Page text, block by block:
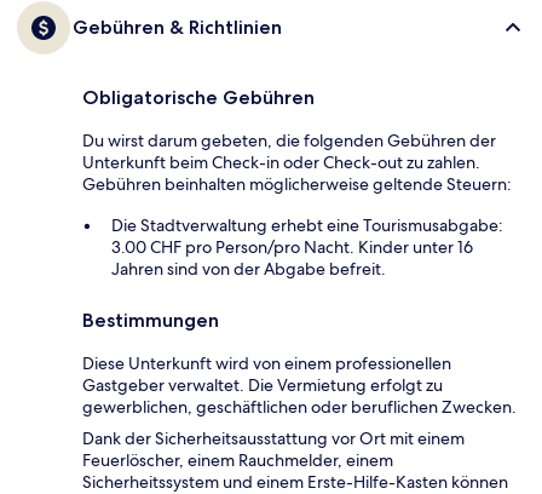
Gebühren & Richtlinien
Obligatorische Gebühren
Du wirst darum gebeten, die folgenden Gebühren der
Unterkunft beim Check-in oder Check-out zu zahlen.
Gebühren beinhalten möglicherweise geltende Steuern:
Die Stadtverwaltung erhebt eine Tourismusabgabe:
3.00 CHF pro Person/pro Nacht. Kinder unter 16
Jahren sind von der Abgabe befreit.
Bestimmungen
Diese Unterkunft wird von einem professionellen
Gastgeber verwaltet. Die Vermietung erfolgt zu
gewerblichen, geschäftlichen oder beruflichen Zwecken.
Dank der Sicherheitsausstattung vor Ort mit einem
Feuerlöscher, einem Rauchmelder, einem
Sicherheitssystem und einem Erste-Hilfe-Kasten können